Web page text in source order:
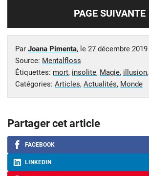
PAGE SUIVANTE
Par Joana Pimenta, le 27 décembre 2019
Source: Mentalfloss
Étiquettes: mort, insolite, Magie, illusion,
Catégories: Articles, Actualités, Monde
Partager cet article
FACEBOOK
LINKEDIN